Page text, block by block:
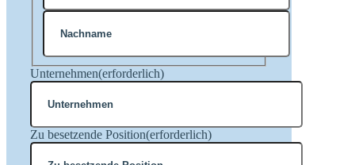
Vorname
Nachname
Unternehmen(erforderlich)
Zu besetzende Position(erforderlich)